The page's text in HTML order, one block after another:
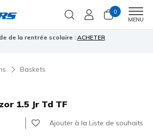
0
MENU
de la rentrée scolaire : ACHETER
Baskets
1.5 Jr Td TF
3,5 sur 5 Ajouter à la Liste de souhaits